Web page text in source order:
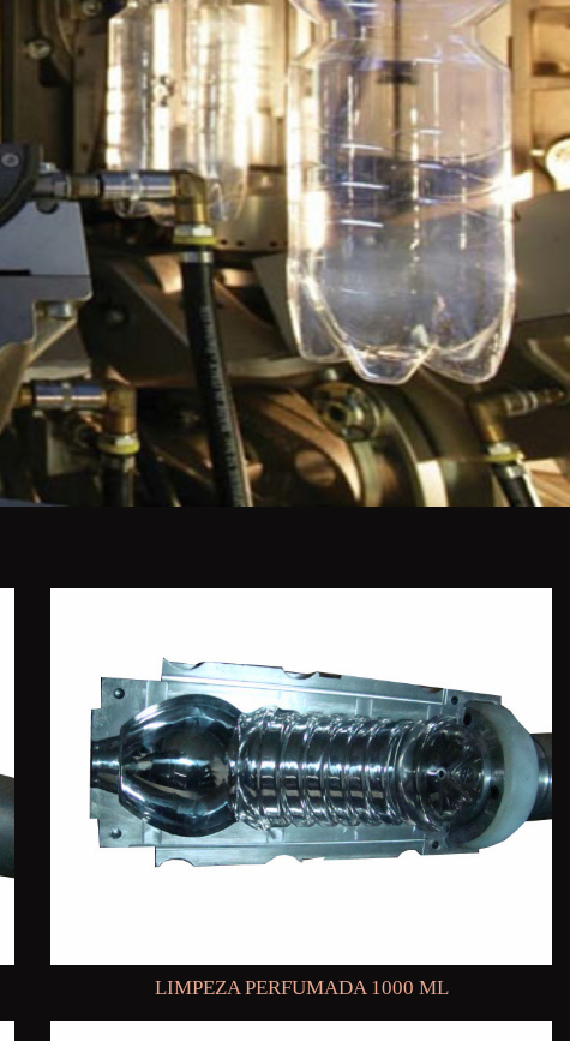
LIMPEZA PERFUMADA 1000 ML